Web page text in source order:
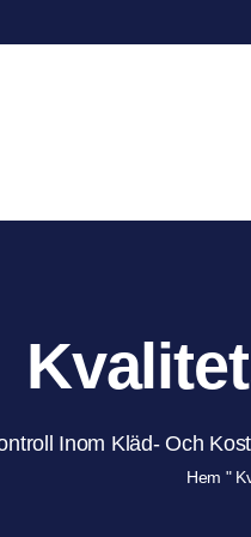
Inom Kläd- Och
Hem "